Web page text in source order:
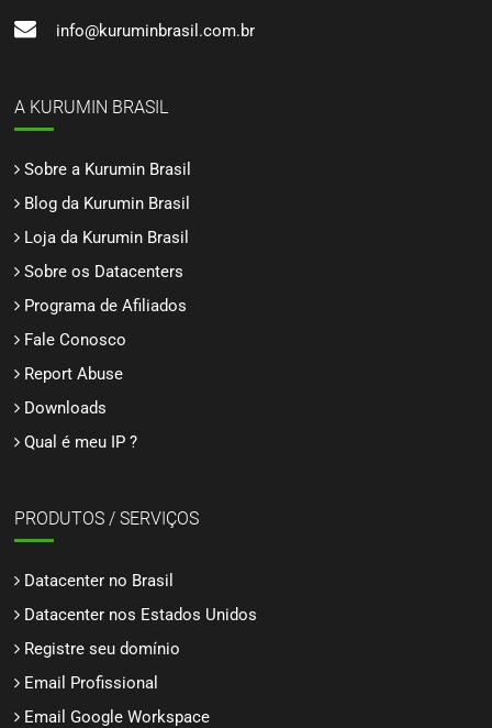
info@kuruminbrasil.com.br
A KURUMIN BRASIL
Sobre a Kurumin Brasil
Blog da Kurumin Brasil
Loja da Kurumin Brasil
Sobre os Datacenters
Programa de Afiliados
Fale Conosco
Report Abuse
Downloads
Qual é meu IP ?
PRODUTOS / SERVIÇOS
Datacenter no Brasil
Datacenter nos Estados Unidos
Registre seu domínio
Email Profissional
Email Google Workspace